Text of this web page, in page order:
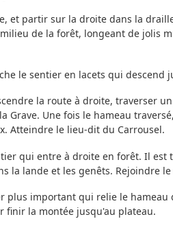
et partir sur la droite dans la
de la forêt, longeant de jolis
le sentier en lacets qui
la route à droite, traverser
Grave. Une fois le hameau
Atteindre le lieu-dit du Carrousel.
qui entre à droite en forêt. Il est
la lande et les genêts. Rejoindre le
plus important qui relie le hameau
finir la montée jusqu'au plateau.